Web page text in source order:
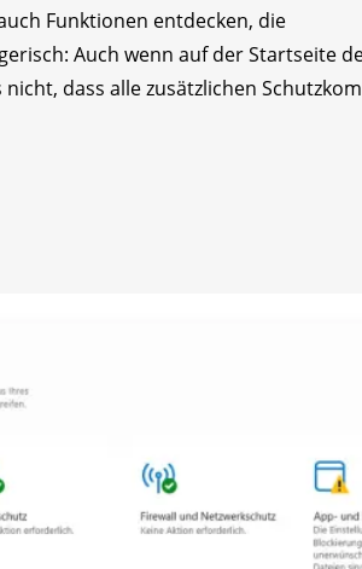
Funktionen entdecken, die
Auch wenn auf der Startseite
dass alle zusätzlichen